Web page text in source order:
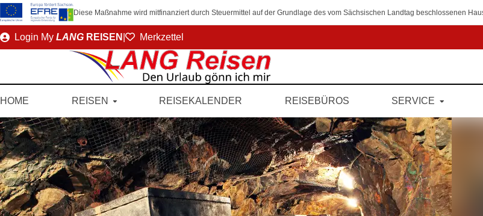
Diese Maßnahme wird mitfinanziert durch Steuermittel auf der Grundlage des vom Sächsischen Landtag beschlossenen
DirektLogin My LANG REISEN Merkzettel
HOME REISEN REISEKALENDER REISEBÜROS SERVICE